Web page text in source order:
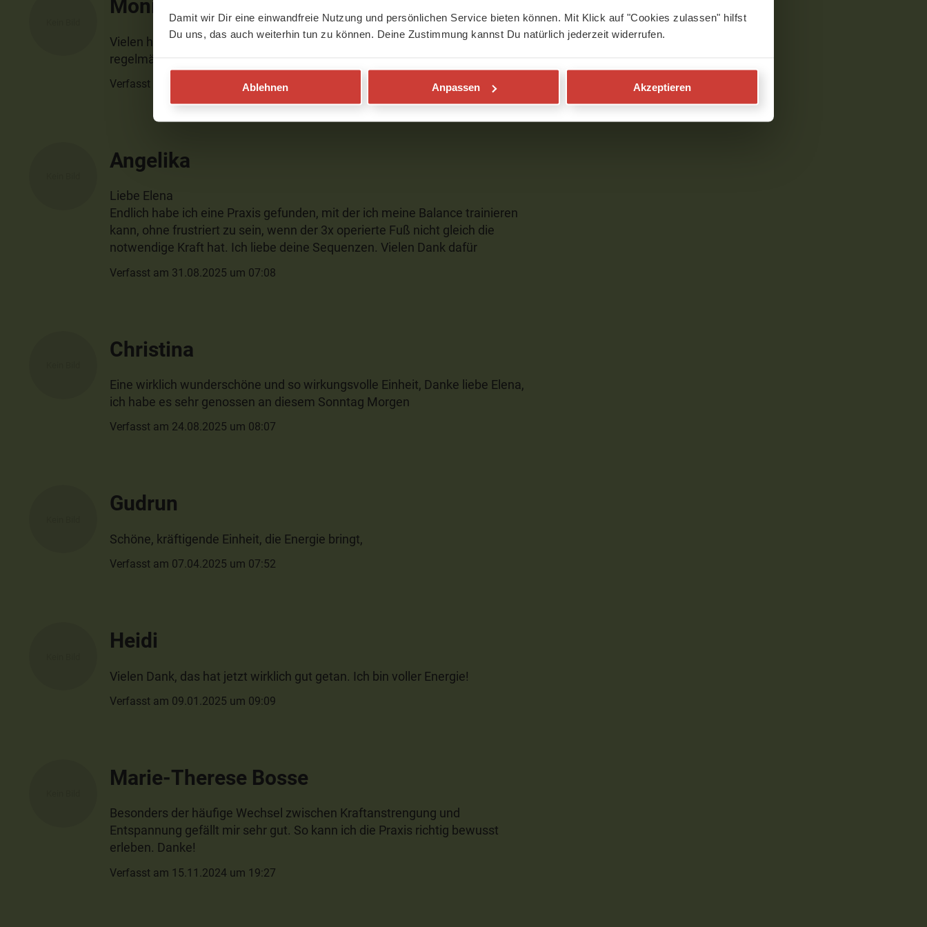
Damit wir Dir eine einwandfreie Nutzung und persönlichen Service bieten können. Mit Klick auf "Cookies zulassen" hilfst
Du uns, das auch weiterhin tun zu können. Deine Zustimmung kannst Du natürlich jederzeit widerrufen.
Ablehnen Anpassen Akzeptieren
Monique
Vielen herzlichen Dank - mit dieser Praxis kann ich meinem Körper
regelmässig etwas Gutes tun und ich freue mich immer darauf
Verfasst am 19.12.2025 um 08:55
Angelika
Liebe Elena
Endlich habe ich eine Praxis gefunden, mit der ich meine Balance trainieren
kann, ohne frustriert zu sein, wenn der 3x operierte Fuß nicht gleich die
notwendige Kraft hat. Ich liebe deine Sequenzen. Vielen Dank dafür
Verfasst am 31.08.2025 um 07:08
Christina
Eine wirklich wunderschöne und so wirkungsvolle Einheit, Danke liebe Elena,
ich habe es sehr genossen an diesem Sonntag Morgen
Verfasst am 24.08.2025 um 08:07
Gudrun
Schöne, kräftigende Einheit, die Energie bringt,
Verfasst am 07.04.2025 um 07:52
Heidi
Vielen Dank, das hat jetzt wirklich gut getan. Ich bin voller Energie!
Verfasst am 09.01.2025 um 09:09
Marie-Therese Bosse
Besonders der häufige Wechsel zwischen Kraftanstrengung und
Entspannung gefällt mir sehr gut. So kann ich die Praxis richtig bewusst
erleben. Danke!
Verfasst am 15.11.2024 um 19:27